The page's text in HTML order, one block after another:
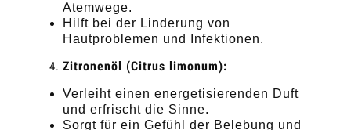
Atemwege.
Hilft bei der Linderung von
Hautproblemen und Infektionen.
Zitronenöl (Citrus limonum):
Verleiht einen energetisierenden Duft
und erfrischt die Sinne.
Sorgt für ein Gefühl der Belebung und